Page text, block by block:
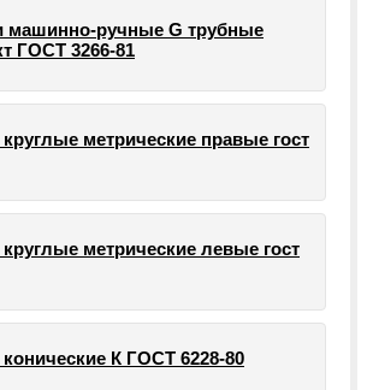
машинно-ручные G трубные
ГОСТ 3266-81
метрические правые гост
метрические левые гост
К ГОСТ 6228-80